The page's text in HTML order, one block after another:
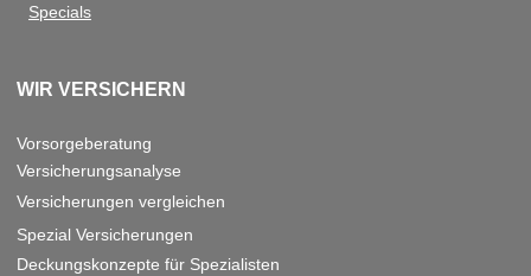
Specials
WIR VERSICHERN
Vorsorgeberatung
Versicherungsanalyse
Versicherungen vergleichen
Spezial Versicherungen
Deckungskonzepte für Spezialisten